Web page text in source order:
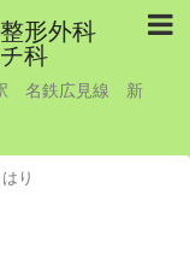
形外科
科
名鉄広見線 新
り